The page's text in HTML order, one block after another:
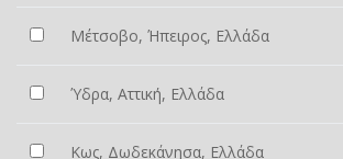
Μέτσοβο, Ήπειρος, Ελλάδα
Ύδρα, Αττική, Ελλάδα
Κως, Δωδεκάνησα, Ελλάδα